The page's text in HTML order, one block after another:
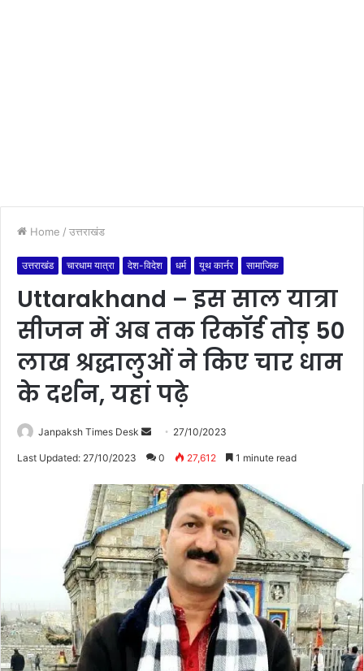
Home / उत्तराखंड
उत्तराखंड चारधाम यात्रा देश-विदेश धर्म यूथ कार्नर सामाजिक
Uttarakhand – इस साल यात्रा
सीजन में अब तक रिकॉर्ड तोड़ 50
लाख श्रद्धालुओं ने किए चार धाम
के दर्शन, यहां पढ़े
Janpaksh Times Desk
e
d
a
n
e
m
a
i
l
27/10/2023
Last Updated: 27/10/2023 0 27,612 1 minute read